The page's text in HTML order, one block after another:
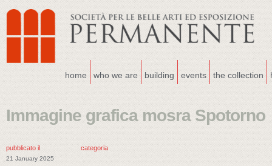
home who we are building events the collection
Immagine grafica mosra Spotorno
pubblicato il
21 January 2025
categoria